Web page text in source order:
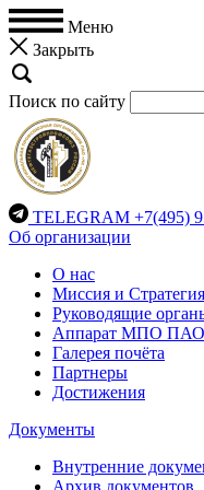
Меню
Закрыть
Поиск по сайту
TELEGRAM +7(495)
Об организации
О нас
Миссия и
Руководящие
Аппарат МПО ПАО
Галерея почёта
Партнеры
Достижения
Документы
Внутренние
Архив документов